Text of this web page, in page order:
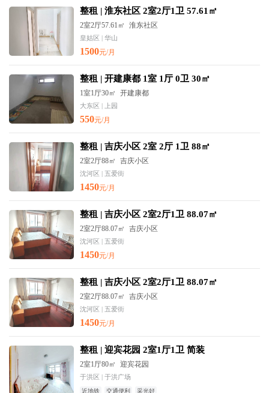
整租 | 淮东社区 2室2厅1卫 57.61㎡
2室2厅57.61㎡ 淮东社区
皇姑区 | 华山
1500元/月
整租 | 开建康都 1室 1厅 0卫 30㎡
1室1厅30㎡ 开建康都
大东区 | 上园
550元/月
整租 | 吉庆小区 2室 2厅 1卫 88㎡
2室2厅88㎡ 吉庆小区
沈河区 | 五爱街
1450元/月
整租 | 吉庆小区 2室2厅1卫 88.07㎡
2室2厅88.07㎡ 吉庆小区
沈河区 | 五爱街
1450元/月
整租 | 吉庆小区 2室2厅1卫 88.07㎡
2室2厅88.07㎡ 吉庆小区
沈河区 | 五爱街
1450元/月
整租 | 迎宾花园 2室1厅1卫 简装
2室1厅80㎡ 迎宾花园
于洪区 | 于洪广场
近地铁 交通便利 采光好